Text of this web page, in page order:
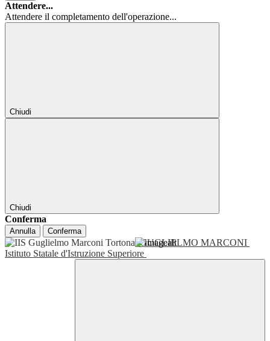
Attendere...
Attendere il completamento dell'operazione...
Chiudi
Chiudi
Conferma
Annulla Conferma
GUGLIELMO MARCONI
Istituto Statale d'Istruzione Superiore